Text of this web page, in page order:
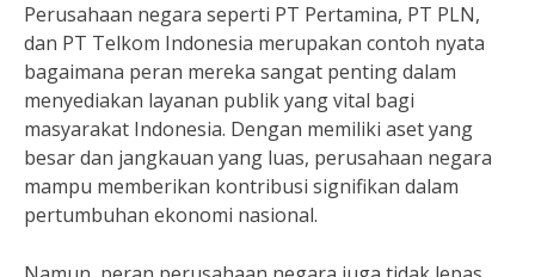
Perusahaan negara seperti PT Pertamina, PT PLN,
dan PT Telkom Indonesia merupakan contoh nyata
bagaimana peran mereka sangat penting dalam
menyediakan layanan publik yang vital bagi
masyarakat Indonesia. Dengan memiliki aset yang
besar dan jangkauan yang luas, perusahaan negara
mampu memberikan kontribusi signifikan dalam
pertumbuhan ekonomi nasional.